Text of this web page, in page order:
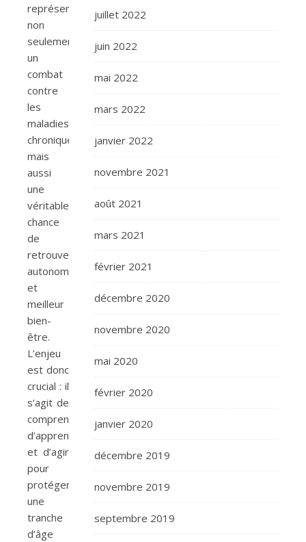
représente
non
seulement
un
combat
contre
les
maladies
chroniques
mais
aussi
une
véritable
chance
de
retrouver
autonomie
et
meilleur
bien-
être.
L’enjeu
est donc
crucial : il
s’agit de
comprendre,
d’apprendre
et d’agir
pour
protéger
une
tranche
d’âge
juillet 2022
juin 2022
mai 2022
mars 2022
janvier 2022
novembre 2021
août 2021
mars 2021
février 2021
décembre 2020
novembre 2020
mai 2020
février 2020
janvier 2020
décembre 2019
novembre 2019
septembre 2019